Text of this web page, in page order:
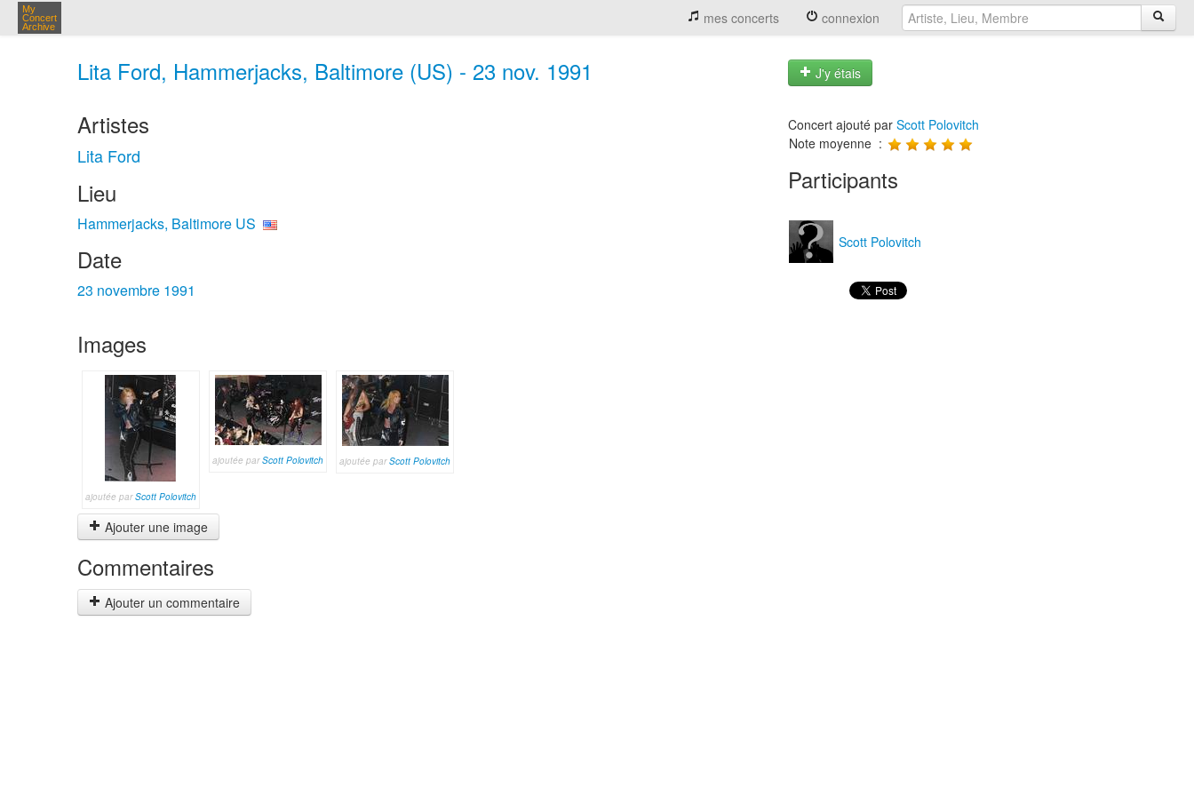
My
Concert
Archive
mes concerts connexion
Lita Ford, Hammerjacks, Baltimore (US) - 23 nov. 1991 J'y étais
Artistes
Lita Ford
Lieu
Hammerjacks, Baltimore US
Date
23 novembre 1991
Images
ajoutée parScott Polovitch
ajoutée parScott Polovitch ajoutée parScott Polovitch
Ajouter une image
Commentaires
Ajouter un commentaire
Concert ajouté par Scott Polovitch
Note moyenne :
Participants
Scott Polovitch